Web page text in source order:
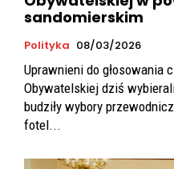
sandomierskim
Polityka 08/03/2026
Uprawnieni do głosowania
Obywatelskiej dziś
budziły wybory
fotel...